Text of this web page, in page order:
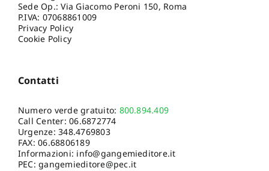
Sede Op.: Via Giacomo Peroni 150, Roma
P.IVA: 07068861009
Privacy Policy
Cookie Policy
Contatti
Numero verde gratuito: 800.894.409
Call Center:06.6872774
Urgenze:348.4769803
FAX: 06.68806189
Informazioni: info@gangemieditore.it
PEC: gangemieditore@pec.it